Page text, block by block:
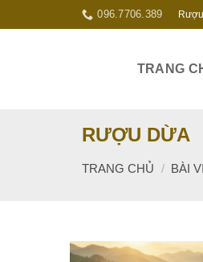
to
096.7706.389
TRANG
RƯỢU DỪA
TRANG CHỦ / BÀI